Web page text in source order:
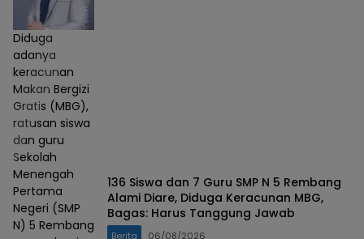
Diduga
adanya
keracunan
Makan Bergizi
Gratis (MBG),
ratusan siswa
dan guru
Sekolah
Menengah
Pertama
Negeri (SMP
N) 5 Rembang
136 Siswa dan 7 Guru SMP N 5 Rembang
Alami Diare, Diduga Keracunan MBG,
Bagas: Harus Tanggung Jawab
Berita 06/08/2026